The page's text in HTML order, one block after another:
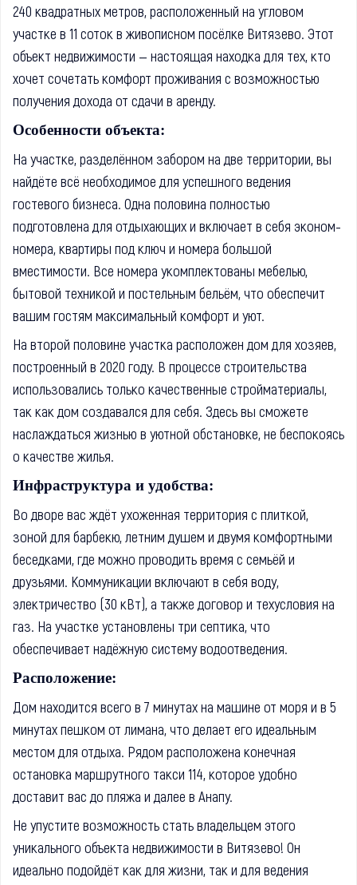
240 квадратных метров, расположенный на угловом
участке в 11 соток в живописном посёлке Витязево. Этот
объект недвижимости — настоящая находка для тех, кто
хочет сочетать комфорт проживания с возможностью
получения дохода от сдачи в аренду.
Особенности объекта:
На участке, разделённом забором на две территории, вы
найдёте всё необходимое для успешного ведения
гостевого бизнеса. Одна половина полностью
подготовлена для отдыхающих и включает в себя эконом-
номера, квартиры под ключ и номера большой
вместимости. Все номера укомплектованы мебелью,
бытовой техникой и постельным бельём, что обеспечит
вашим гостям максимальный комфорт и уют.
На второй половине участка расположен дом для хозяев,
построенный в 2020 году. В процессе строительства
использовались только качественные стройматериалы,
так как дом создавался для себя. Здесь вы сможете
наслаждаться жизнью в уютной обстановке, не беспокоясь
о качестве жилья.
Инфраструктура и удобства:
Во дворе вас ждёт ухоженная территория с плиткой,
зоной для барбекю, летним душем и двумя комфортными
беседками, где можно проводить время с семьёй и
друзьями. Коммуникации включают в себя воду,
электричество (30 кВт), а также договор и техусловия на
газ. На участке установлены три септика, что
обеспечивает надёжную систему водоотведения.
Расположение:
Дом находится всего в 7 минутах на машине от моря и в 5
минутах пешком от лимана, что делает его идеальным
местом для отдыха. Рядом расположена конечная
остановка маршрутного такси 114, которое удобно
доставит вас до пляжа и далее в Анапу.
Не упустите возможность стать владельцем этого
уникального объекта недвижимости в Витязево! Он
идеально подойдёт как для жизни, так и для ведения